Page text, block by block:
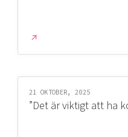
21 OKTOBER, 2025
”Det är viktigt att ha